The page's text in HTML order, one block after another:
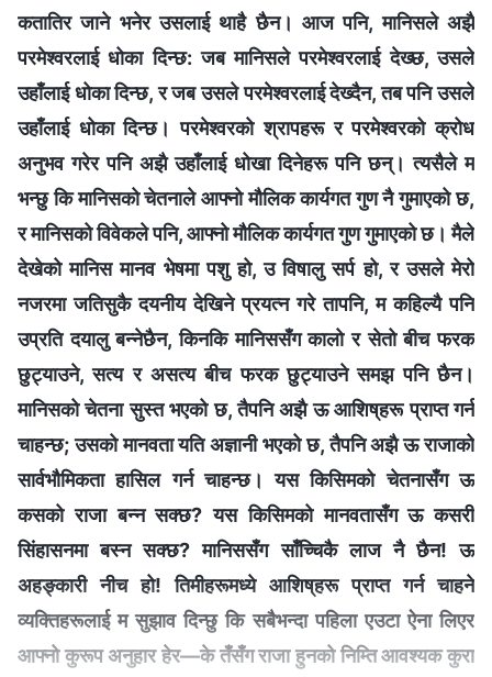
कतातिर जाने भनेर उसलाई थाहै छैन। आज पनि, मानिसले अझै
परमेश्‍वरलाई धोका दिन्छ: जब मानिसले परमेश्‍वरलाई देख्छ, उसले
उहाँलाई धोका दिन्छ, र जब उसले परमेश्‍वरलाई देख्दैन, तब पनि उसले
उहाँलाई धोका दिन्छ। परमेश्‍वरको श्रापहरू र परमेश्‍वरको क्रोध
अनुभव गरेर पनि अझै उहाँलाई धोखा दिनेहरू पनि छन्। त्यसैले म
भन्छु कि मानिसको चेतनाले आफ्नो मौलिक कार्यगत गुण नै गुमाएको छ,
र मानिसको विवेकले पनि, आफ्नो मौलिक कार्यगत गुण गुमाएको छ। मैले
देखेको मानिस मानव भेषमा पशु हो, उ विषालु सर्प हो, र उसले मेरो
नजरमा जतिसुकै दयनीय देखिने प्रयत्‍न गरे तापनि, म कहिल्यै पनि
उप्रति दयालु बन्‍नेछैन, किनकि मानिससँग कालो र सेतो बीच फरक
छुट्याउने, सत्य र असत्य बीच फरक छुट्याउने समझ पनि छैन।
मानिसको चेतना सुस्त भएको छ, तैपनि अझै ऊ आशिष्‌हरू प्राप्‍त गर्न
चाहन्छ; उसको मानवता यति अज्ञानी भएको छ, तैपनि अझै ऊ राजाको
सार्वभौमिकता हासिल गर्न चाहन्छ। यस किसिमको चेतनासँग ऊ
कसको राजा बन्‍न सक्छ? यस किसिमको मानवतासँग ऊ कसरी
सिंहासनमा बस्‍न सक्छ? मानिससँग साँच्‍चिकै लाज नै छैन! ऊ
अहङ्कारी नीच हो! तिमीहरूमध्ये आशिष्‌हरू प्राप्‍त गर्न चाहने
व्यक्तिहरूलाई म सुझाव दिन्छु कि सबैभन्दा पहिला एउटा ऐना लिएर
आफ्नो कुरूप अनुहार हेर—के तँसँग राजा हुनको निम्ति आवश्यक कुरा